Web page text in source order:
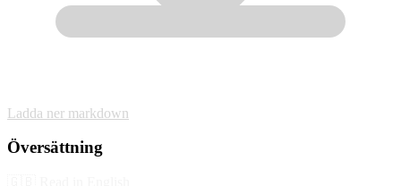
Ladda ner markdown
Översättning